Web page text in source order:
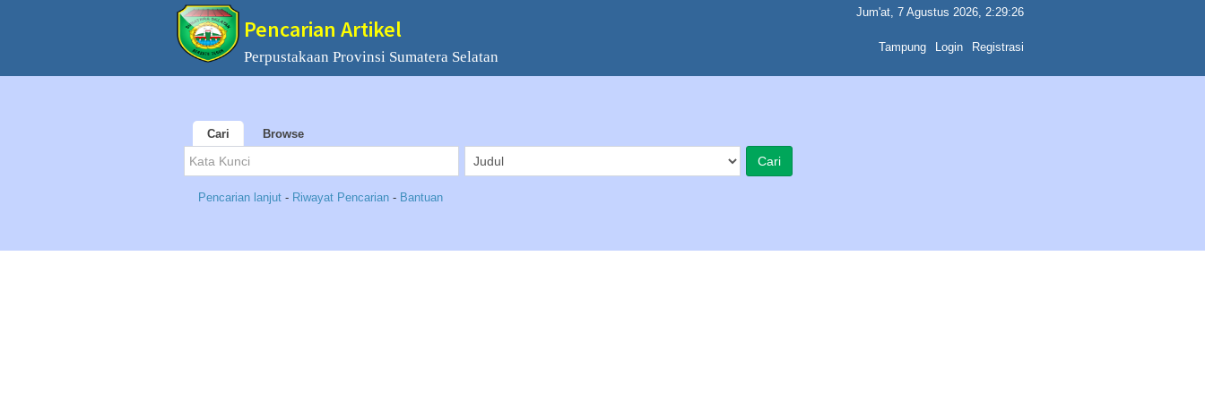
Pencarian Artikel
Perpustakaan Provinsi Sumatera Selatan
Jum'at, 7 Agustus 2026, 2:29:26
Tampung Login Registrasi
Cari Browse
Pencarian lanjut - Riwayat Pencarian - Bantuan